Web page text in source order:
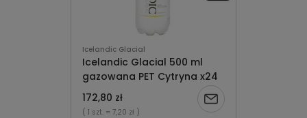
Icelandic Glacial
Icelandic Glacial 500 ml
gazowana PET Cytryna x24
172,80 zł
( 1 szt. = 7,20 zł )
Powiadom